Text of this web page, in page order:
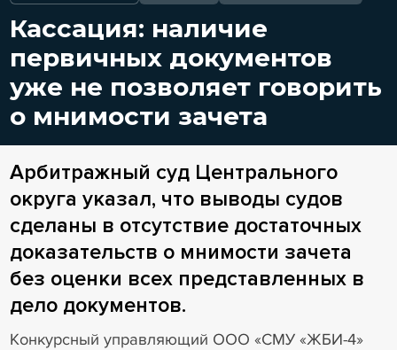
Кассация: наличие
первичных документов
уже не позволяет говорить
о мнимости зачета
Арбитражный суд Центрального
округа указал, что выводы судов
сделаны в отсутствие достаточных
доказательств о мнимости зачета
без оценки всех представленных в
дело документов.
Конкурсный управляющий ООО «СМУ «ЖБИ-4»